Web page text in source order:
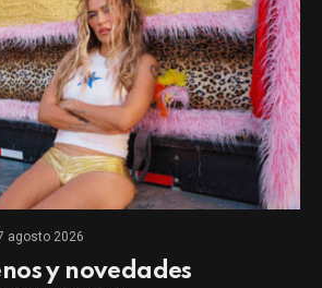
agosto 2026
y novedades